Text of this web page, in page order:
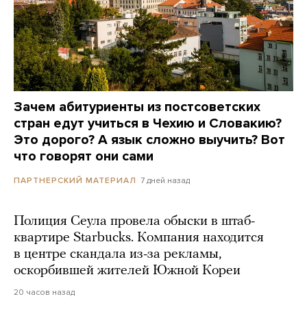
Зачем абитуриенты из постсоветских
стран едут учиться в Чехию и Словакию?
Это дорого? А язык сложно выучить? Вот
что говорят они сами
ПАРТНЕРСКИЙ МАТЕРИАЛ 7 дней назад
Полиция Сеула провела обыски в штаб-
квартире Starbucks. Компания находится
в центре скандала из-за рекламы,
оскорбившей жителей Южной Кореи
20 часов назад